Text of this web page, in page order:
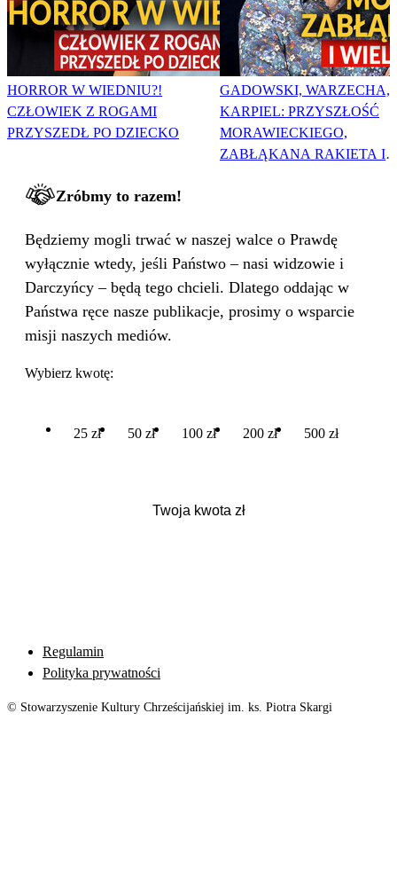
HORROR W WIEDNIU?!
CZŁOWIEK Z ROGAMI
PRZYSZEDŁ PO DZIECKO
GADOWSKI, WARZECHA,
KARPIEL: PRZYSZŁOŚĆ
MORAWIECKIEGO,
ZABŁĄKANA RAKIETA I
Zróbmy to razem!
Będziemy mogli trwać w naszej walce o Prawdę
wyłącznie wtedy, jeśli Państwo – nasi widzowie i
Darczyńcy – będą tego chcieli. Dlatego oddając w
Państwa ręce nasze publikacje, prosimy o wsparcie
misji naszych mediów.
Wybierz kwotę:
25 zł 50 zł 100 zł 200 zł 500 zł
Regulamin
Polityka prywatności
© Stowarzyszenie Kultury Chrześcijańskiej im. ks. Piotra Skargi